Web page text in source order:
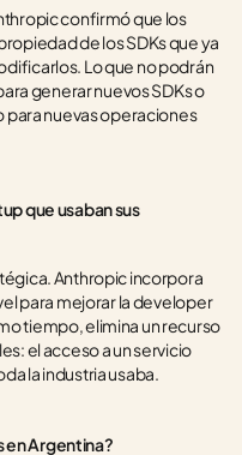
confirmó que los
de los SDKs que ya
Lo que no podrán
generar nuevos SDKs o
para nuevas operaciones
que usaban sus
Anthropic incorpora
para mejorar la developer
tiempo, elimina un recurso
el acceso a un servicio
la industria usaba.
en Argentina?